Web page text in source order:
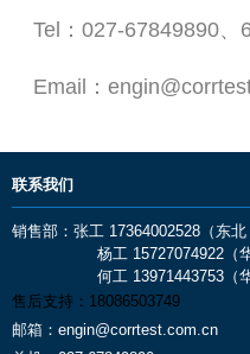
Tel：027-67849890、
Email：
联系我们
销售部：张工 17364002528（东北
杨工 15727074922（华
何工 13971443753（华
售后支持： 18086503749
邮箱： engin@corrtest.com.cn